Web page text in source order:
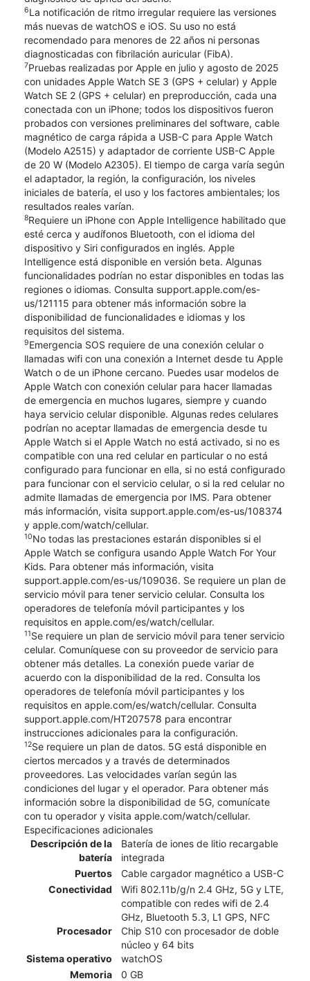
6La notificación de ritmo irregular requiere las versiones
más nuevas de watchOS e iOS. Su uso no está
recomendado para menores de 22 años ni personas
diagnosticadas con fibrilación auricular (FibA).
7Pruebas realizadas por Apple en julio y agosto de 2025
con unidades Apple Watch SE 3 (GPS + celular) y Apple
Watch SE 2 (GPS + celular) en preproducción, cada una
conectada con un iPhone; todos los dispositivos fueron
probados con versiones preliminares del software, cable
magnético de carga rápida a USB-C para Apple Watch
(Modelo A2515) y adaptador de corriente USB-C Apple
de 20 W (Modelo A2305). El tiempo de carga varía según
el adaptador, la región, la configuración, los niveles
iniciales de batería, el uso y los factores ambientales; los
resultados reales varían.
8Requiere un iPhone con Apple Intelligence habilitado que
esté cerca y audífonos Bluetooth, con el idioma del
dispositivo y Siri configurados en inglés. Apple
Intelligence está disponible en versión beta. Algunas
funcionalidades podrían no estar disponibles en todas las
regiones o idiomas. Consulta support.apple.com/es-
us/121115 para obtener más información sobre la
disponibilidad de funcionalidades e idiomas y los
requisitos del sistema.
9Emergencia SOS requiere de una conexión celular o
llamadas wifi con una conexión a Internet desde tu Apple
Watch o de un iPhone cercano. Puedes usar modelos de
Apple Watch con conexión celular para hacer llamadas
de emergencia en muchos lugares, siempre y cuando
haya servicio celular disponible. Algunas redes celulares
podrían no aceptar llamadas de emergencia desde tu
Apple Watch si el Apple Watch no está activado, si no es
compatible con una red celular en particular o no está
configurado para funcionar en ella, si no está configurado
para funcionar con el servicio celular, o si la red celular no
admite llamadas de emergencia por IMS. Para obtener
más información, visita support.apple.com/es-us/108374
y apple.com/watch/cellular.
10No todas las prestaciones estarán disponibles si el
Apple Watch se configura usando Apple Watch For Your
Kids. Para obtener más información, visita
support.apple.com/es-us/109036. Se requiere un plan de
servicio móvil para tener servicio celular. Consulta los
operadores de telefonía móvil participantes y los
requisitos en apple.com/es/watch/cellular.
11Se requiere un plan de servicio móvil para tener servicio
celular. Comuníquese con su proveedor de servicio para
obtener más detalles. La conexión puede variar de
acuerdo con la disponibilidad de la red. Consulta los
operadores de telefonía móvil participantes y los
requisitos en apple.com/es/watch/cellular. Consulta
support.apple.com/HT207578 para encontrar
instrucciones adicionales para la configuración.
12Se requiere un plan de datos. 5G está disponible en
ciertos mercados y a través de determinados
proveedores. Las velocidades varían según las
condiciones del lugar y el operador. Para obtener más
información sobre la disponibilidad de 5G, comunícate
con tu operador y visita apple.com/watch/cellular.
Especificaciones adicionales
Descripción de la
batería
Batería de iones de litio recargable
integrada
Puertos
Cable cargador magnético a USB-C
Conectividad
Wifi 802.11b/g/n 2.4 GHz, 5G y LTE,
compatible con redes wifi de 2.4
GHz, Bluetooth 5.3, L1 GPS, NFC
Procesador
Chip S10 con procesador de doble
núcleo y 64 bits
Sistema operativo
watchOS
Memoria
0 GB